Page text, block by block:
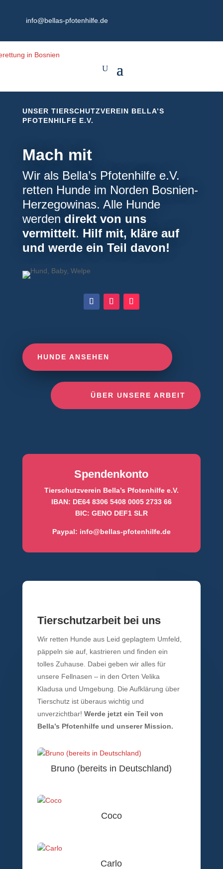
info@bellas-pfotenhilfe.de
UNSER TIERSCHUTZVEREIN BELLA’S
PFOTENHILFE E.V.
Mach mit
Wir als Bella’s Pfotenhilfe e.V.
retten Hunde im Norden Bosnien-
Herzegowinas. Alle Hunde
werden direkt von uns
vermittelt. Hilf mit, kläre auf
und werde ein Teil davon!
HUNDE ANSEHEN
ÜBER UNSERE ARBEIT
Spendenkonto
Tierschutzverein Bella’s Pfotenhilfe e.V.
IBAN: DE64 8306 5408 0005 2733 66
BIC: GENO DEF1 SLR
Paypal: info@bellas-pfotenhilfe.de
Tierschutzarbeit bei uns
Wir retten Hunde aus Leid geplagtem Umfeld,
päppeln sie auf, kastrieren und finden ein
tolles Zuhause. Dabei geben wir alles für
unsere Fellnasen – in den Orten Velika
Kladusa und Umgebung. Die Aufklärung über
Tierschutz ist überaus wichtig und
unverzichtbar! Werde jetzt ein Teil von
Bella’s Pfotenhilfe und unserer Mission.
Bruno (bereits in Deutschland)
Coco
Carlo